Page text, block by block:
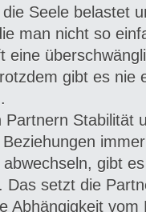
Seele belastet
man nicht so
eine
gibt es nie
Partnern Stabilität
gibt
Das setzt die
Abhängigkeit vom